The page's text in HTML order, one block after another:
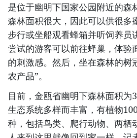
是位于幽明下国家公园附近的森
森林面积很大，因此可以供很多
步行或坐船观看蜂箱并听饲养员
尝试的游客可以前往蜂巢，体验
的刺激感。然后，坐在森林的树
农产品”。
目前，金瓯省幽明下森林面积为
生态系统多样而丰富，有植物
种，包括鸟类、爬行动物、两栖